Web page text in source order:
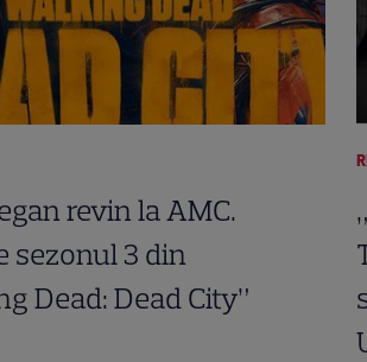
revin la AMC.
sezonul 3 din
Dead: Dead City”